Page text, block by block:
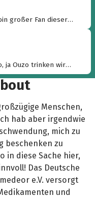
großer Fan dieser
ja Ouzo trinken wir
Menschen,
hab aber irgendwie
mich zu
beschenken zu
in diese Sache hier,
Das Deutsche
e.V. versorgt
und